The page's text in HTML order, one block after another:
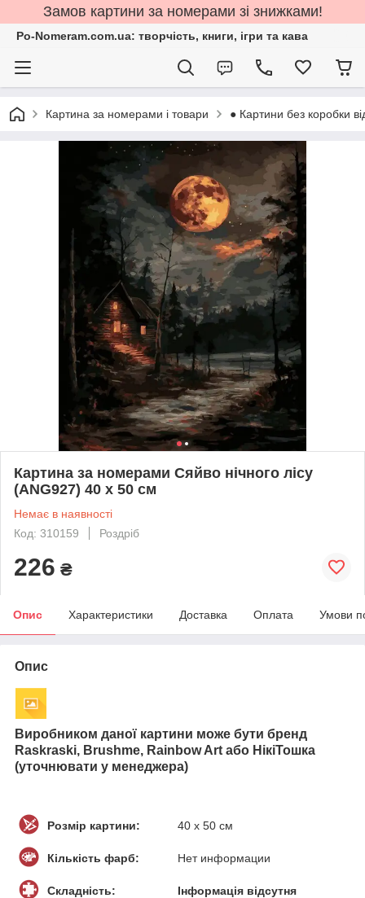
Замов картини за номерами зі знижками!
Po-Nomeram.com.ua: творчість, книги, ігри та кава
Картина за номерами і товари ● Картини без коробки
Картина за номерами Сяйво нічного лісу
(ANG927) 40 х 50 см
Немає в наявності
Код: 310159
Роздріб
226 ₴
Опис Характеристики Доставка Оплата Умови
Опис
Виробником даної картини може бути бренд
Raskraski, Brushme, Rainbow Art або НікіТошка
(уточнювати у менеджера)
Розмір картини: 40 х 50 см
Кількість фарб: Нет информации
Складність: Інформація відсутня